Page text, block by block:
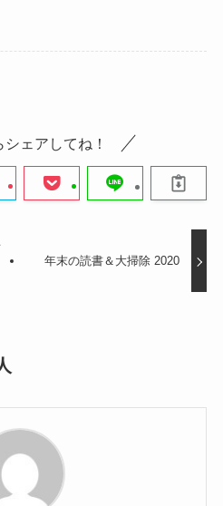
ェアしてね！
年末の読書＆大掃除 2020